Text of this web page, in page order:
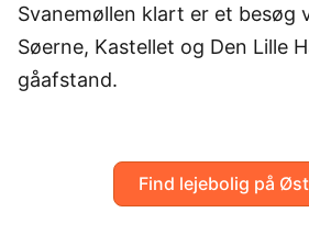
Svanemøllen klart er et besøg
Søerne, Kastellet og Den Lille
gåafstand.
Find lejebolig på